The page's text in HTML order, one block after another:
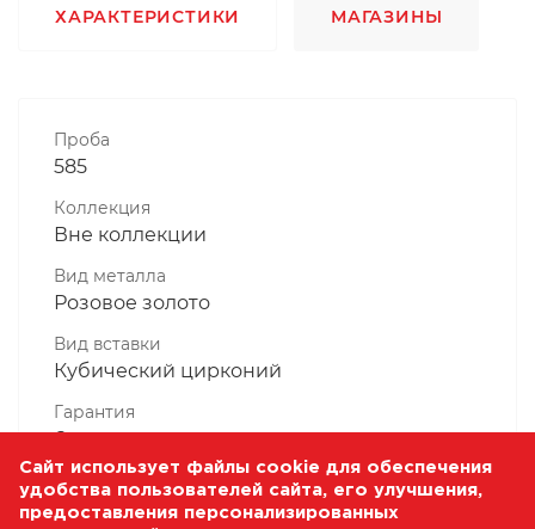
ХАРАКТЕРИСТИКИ МАГАЗИНЫ
Проба
585
Коллекция
Вне коллекции
Вид металла
Розовое золото
Вид вставки
Кубический цирконий
Гарантия
6 месяцев
Комплектность, шт
1 Штука
Сайт использует файлы cookie для обеспечения
удобства пользователей сайта, его улучшения,
предоставления персонализированных